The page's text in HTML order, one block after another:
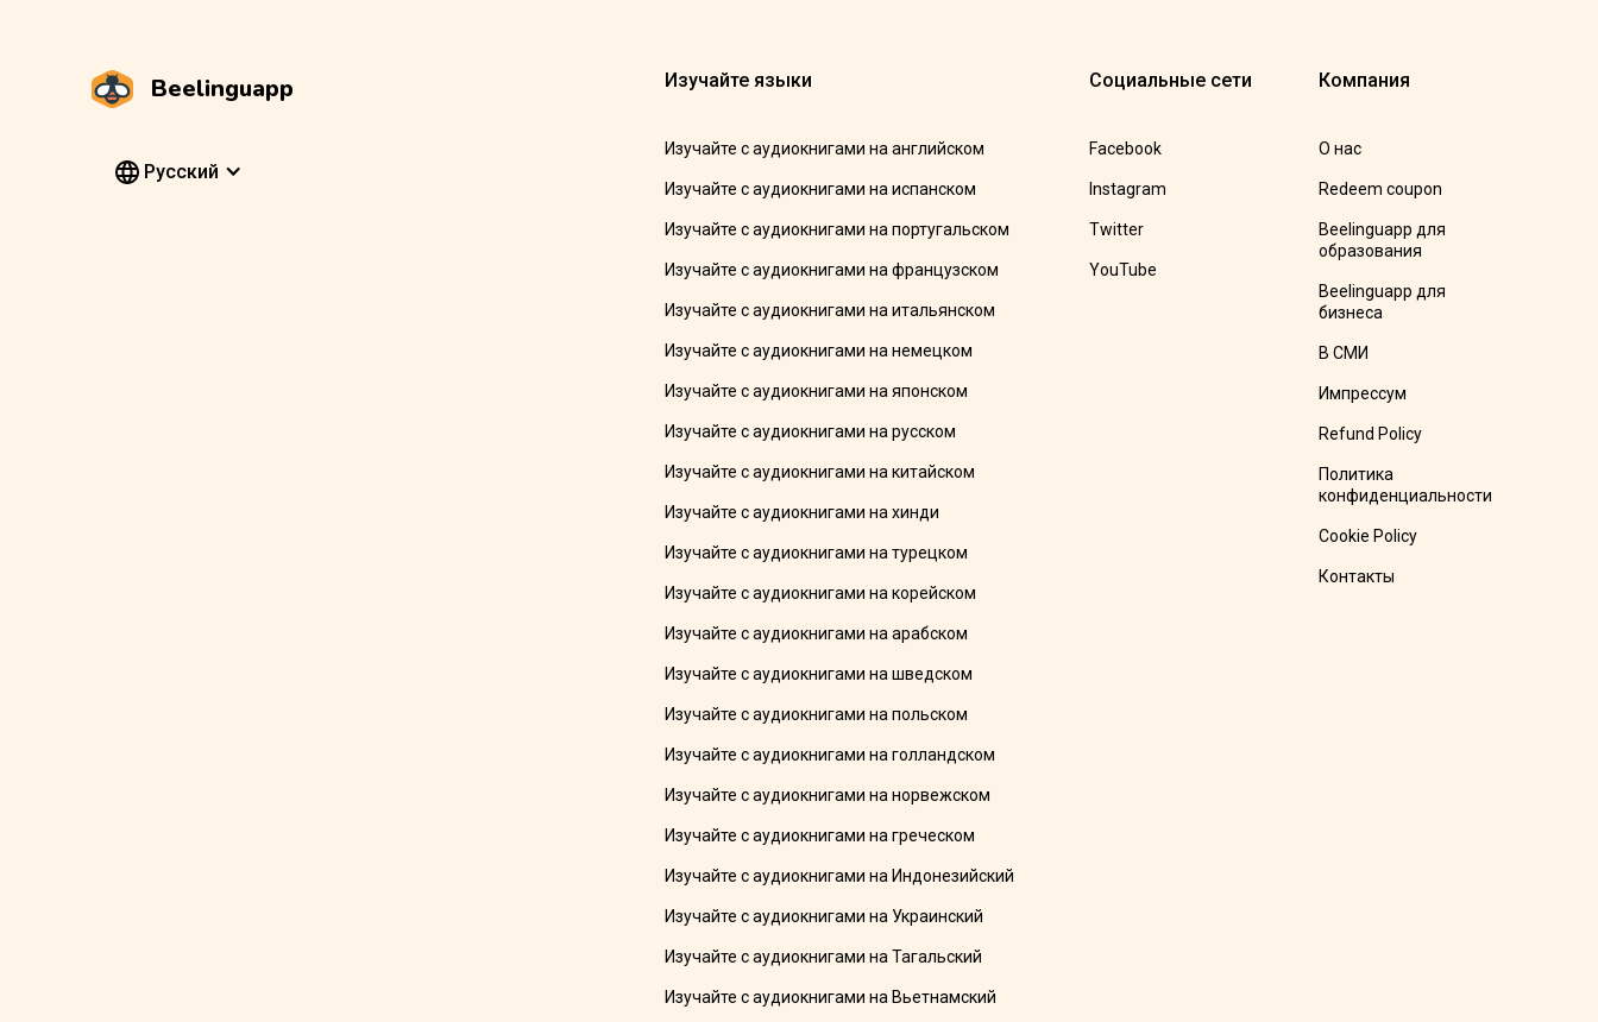
Beelinguapp
Pусский
Изучайте языки
Изучайте с аудиокнигами на английском
Изучайте с аудиокнигами на испанском
Изучайте с аудиокнигами на португальском
Изучайте с аудиокнигами на французском
Изучайте с аудиокнигами на итальянском
Изучайте с аудиокнигами на немецком
Изучайте с аудиокнигами на японском
Изучайте с аудиокнигами на русском
Изучайте с аудиокнигами на китайском
Изучайте с аудиокнигами на хинди
Изучайте с аудиокнигами на турецком
Изучайте с аудиокнигами на корейском
Изучайте с аудиокнигами на арабском
Изучайте с аудиокнигами на шведском
Изучайте с аудиокнигами на польском
Изучайте с аудиокнигами на голландском
Изучайте с аудиокнигами на норвежском
Изучайте с аудиокнигами на греческом
Изучайте с аудиокнигами на Индонезийский
Изучайте с аудиокнигами на Украинский
Изучайте с аудиокнигами на Тагальский
Изучайте с аудиокнигами на Вьетнамский
Социальные сети
Facebook
Instagram
Twitter
YouTube
Компания
О нас
Redeem coupon
Beelinguapp для
образования
Beelinguapp для
бизнеса
В СМИ
Импрессум
Refund Policy
Политика
конфиденциальности
Cookie Policy
Контакты